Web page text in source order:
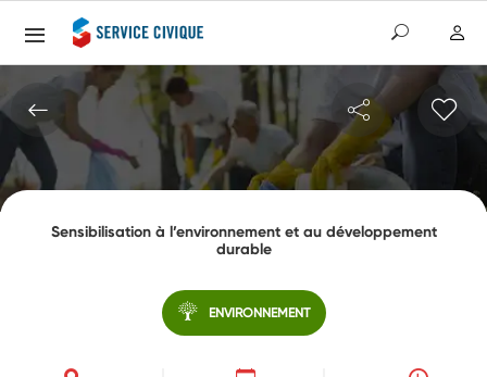
Sensibilisation à l’environnement et au développement
durable
ENVIRONNEMENT